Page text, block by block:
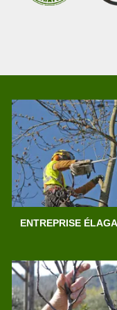
ENTREPRISE